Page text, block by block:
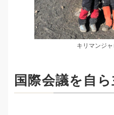
キリマンジ
国際会議を自